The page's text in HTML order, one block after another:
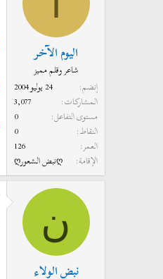
اليوم الآخر
شاعر وقلم مميز
إنضم
24 يوليو 2004
المشاركات
3,077
مستوى التفاعل
0
النقاط
0
العمر
126
الإقامة
ღنبض الشعورღ
ن
نبض الولاء